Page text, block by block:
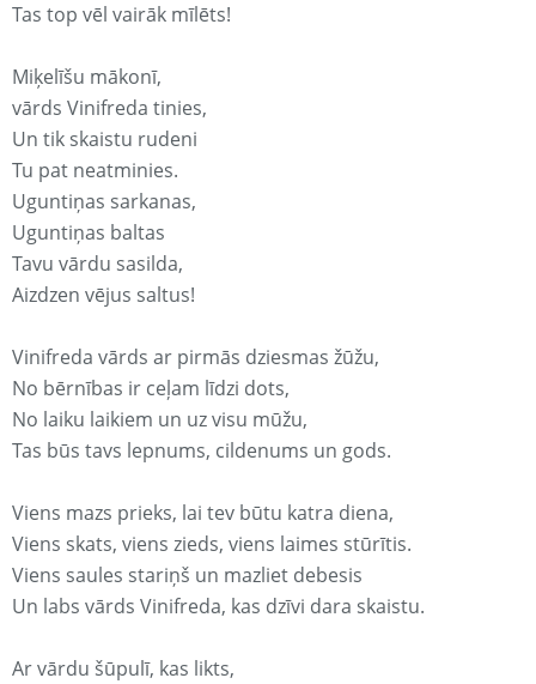
Tas top vēl vairāk mīlēts!
Miķelīšu mākonī,
vārds Vinifreda tinies,
Un tik skaistu rudeni
Tu pat neatminies.
Uguntiņas sarkanas,
Uguntiņas baltas
Tavu vārdu sasilda,
Aizdzen vējus saltus!
Vinifreda vārds ar pirmās dziesmas žūžu,
No bērnības ir ceļam līdzi dots,
No laiku laikiem un uz visu mūžu,
Tas būs tavs lepnums, cildenums un gods.
Viens mazs prieks, lai tev būtu katra diena,
Viens skats, viens zieds, viens laimes stūrītis.
Viens saules stariņš un mazliet debesis
Un labs vārds Vinifreda, kas dzīvi dara skaistu.
Ar vārdu šūpulī, kas likts,